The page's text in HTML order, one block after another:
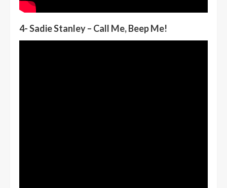
4- Sadie Stanley – Call Me, Beep Me!